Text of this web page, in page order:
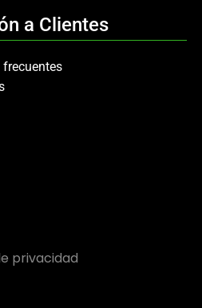
a Clientes
frecuentes
privacidad